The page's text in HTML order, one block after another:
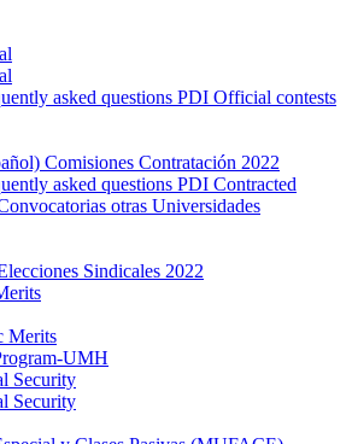
asked questions PDI Official contests
Comisiones Contratación 2022
asked questions PDI Contracted
otras Universidades
Sindicales 2022
Merits
UMH
Security
Security